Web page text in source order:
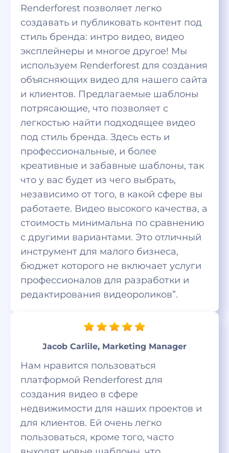
Renderforest позволяет легко
создавать и публиковать контент под
стиль бренда: интро видео, видео
эксплейнеры и многое другое! Мы
используем Renderforest для создания
объясняющих видео для нашего сайта
и клиентов. Предлагаемые шаблоны
потрясающие, что позволяет с
легкостью найти подходящее видео
под стиль бренда. Здесь есть и
профессиональные, и более
креативные и забавные шаблоны, так
что у вас будет из чего выбрать,
независимо от того, в какой сфере вы
работаете. Видео высокого качества, а
стоимость минимальна по сравнению
с другими вариантами. Это отличный
инструмент для малого бизнеса,
бюджет которого не включает услуги
профессионалов для разработки и
редактирования видеороликов”.
Jacob Carlile, Marketing Manager
Нам нравится пользоваться
платформой Renderforest для
создания видео в сфере
недвижимости для наших проектов и
для клиентов. Ей очень легко
пользоваться, кроме того, часто